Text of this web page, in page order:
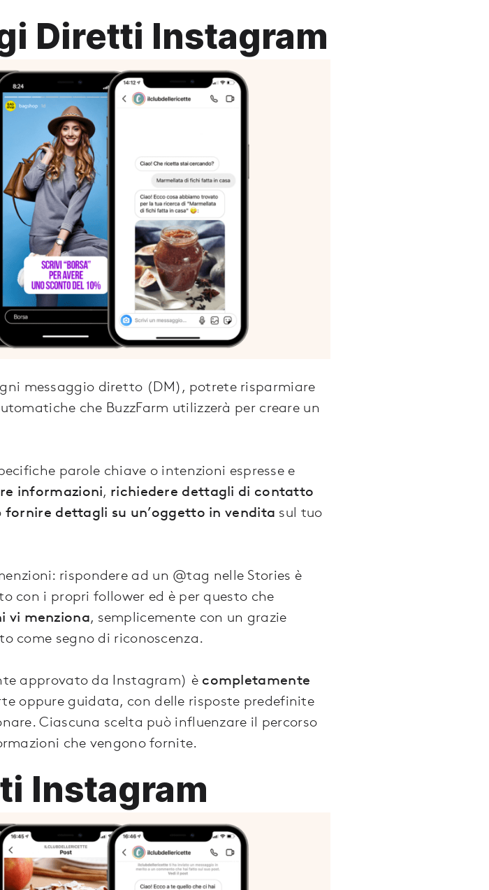
Diretti Instagram
messaggio diretto (DM), potrete risparmiare
che BuzzFarm utilizzerà per creare un
parole chiave o intenzioni espresse e
informazioni, richiedere dettagli di contatto
fornire dettagli su un’oggetto in vendita sul tuo
rispondere ad un @tag nelle Stories è
con i propri follower ed è per questo che
vi menziona, semplicemente con un grazie
come segno di riconoscenza.
approvato da Instagram) è completamente
oppure guidata, con delle risposte predefinite
Ciascuna scelta può influenzare il percorso
che vengono fornite.
Instagram